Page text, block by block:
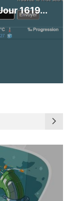
1619...